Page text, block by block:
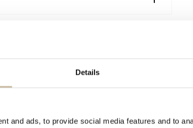
Details
and ads, to provide social media features and to